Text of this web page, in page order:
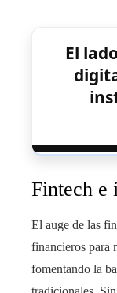
El
Fintech e
El auge de las
financieros para
fomentando la